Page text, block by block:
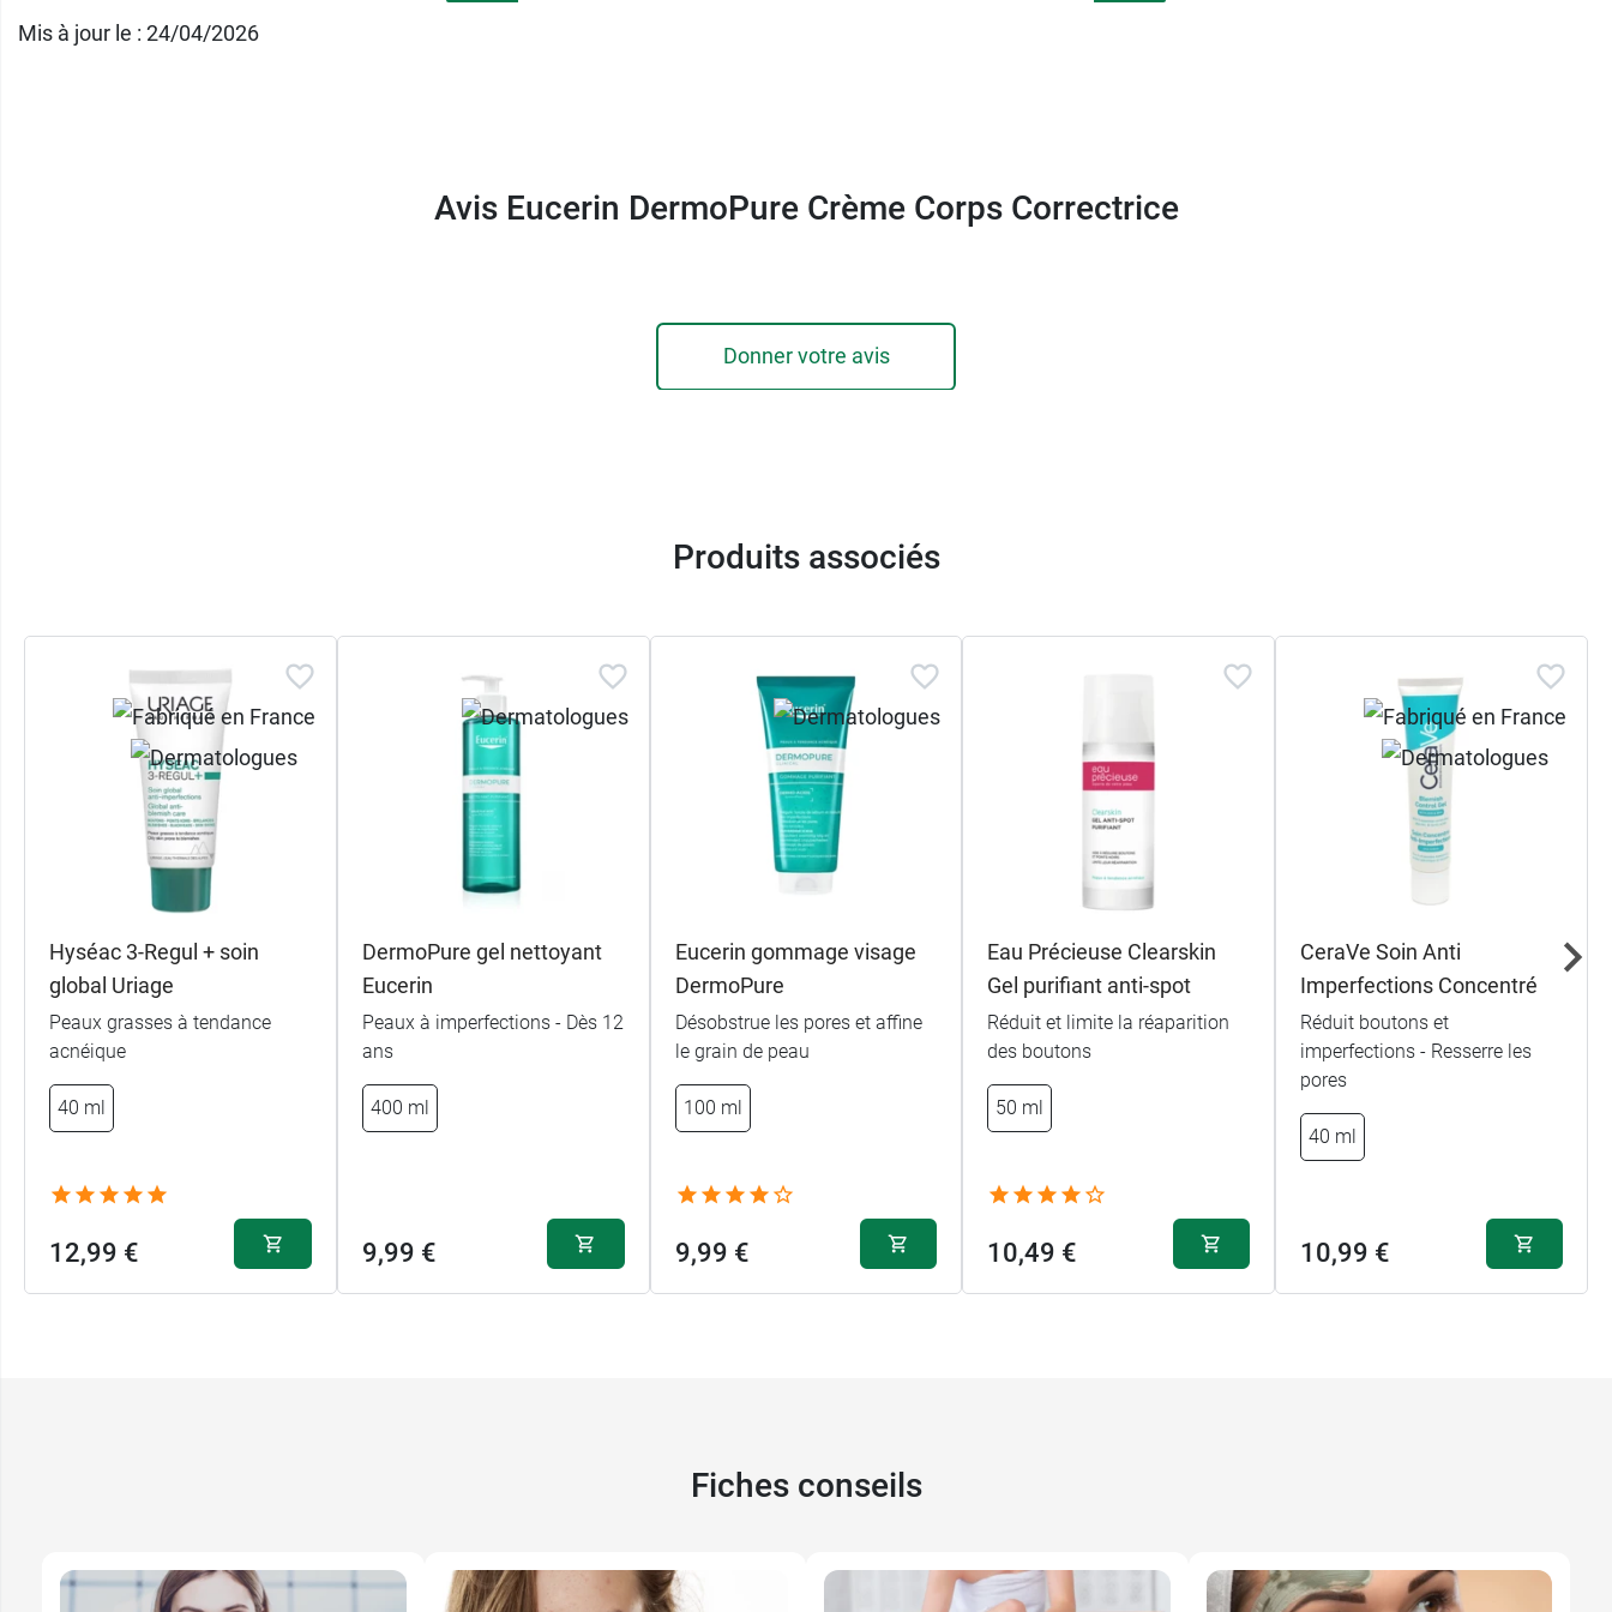
Mis à jour le : 24/04/2026
Avis Eucerin DermoPure Crème Corps Correctrice
Donner votre avis
Produits associés
Hyséac 3-Regul + soin
global Uriage
Peaux grasses à tendance
acnéique
40 ml
12,99 €
DermoPure gel nettoyant
Eucerin
Peaux à imperfections - Dès 12
ans
400 ml
9,99 €
Eucerin gommage visage
DermoPure
Désobstrue les pores et affine
le grain de peau
100 ml
9,99 €
Eau Précieuse Clearskin
Gel purifiant anti-spot
Réduit et limite la réaparition
des boutons
50 ml
10,49 €
CeraVe Soin Anti
Imperfections Concentré
Réduit boutons et
imperfections - Resserre les
pores
40 ml
10,99 €
Fiches conseils